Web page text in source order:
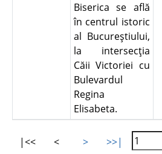
Biserica se află
în centrul istoric
al Bucureştiului,
la intersecţia
Căii Victoriei cu
Bulevardul
Regina
Elisabeta.
|<< < > >>|